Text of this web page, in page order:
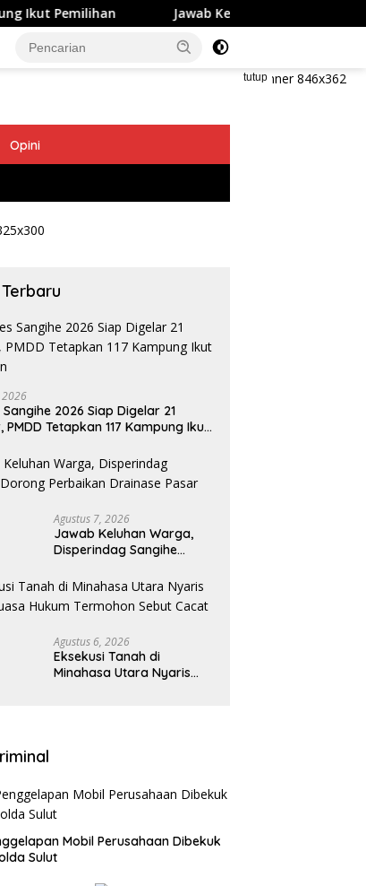
Jawab Keluhan Warga, Disperindag
tutup
Opini
2026
2026 Siap Digelar 21
PMDD Tetapkan 117 Kampung Ikut
Agustus 7, 2026
Jawab Keluhan Warga,
Disperindag Sangihe
Drainase Pasar Towo
Agustus 6, 2026
Eksekusi Tanah di
Minahasa Utara Nyaris
Mobil Perusahaan Dibekuk
Sulut